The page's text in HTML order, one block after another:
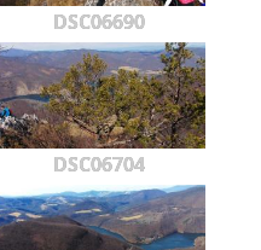
DSC06690
DSC06704